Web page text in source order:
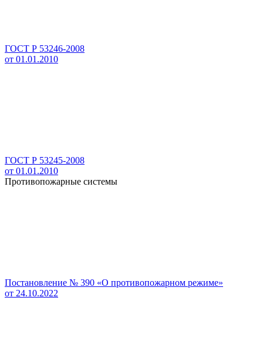
ГОСТ Р 53246-2008
от 01.01.2010
ГОСТ Р 53245-2008
от 01.01.2010
Противопожарные системы
Постановление № 390 «О противопожарном режиме»
от 24.10.2022